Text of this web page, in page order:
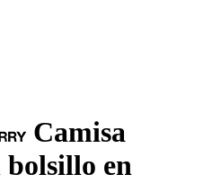
Camisa
bolsillo en